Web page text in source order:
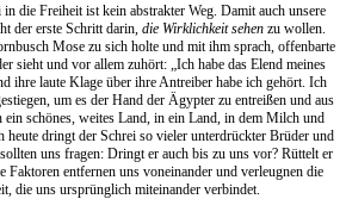
die Freiheit ist kein abstrakter Weg. Damit auch unsere
der erste Schritt darin, die Wirklichkeit sehen zu wollen.
Mose zu sich holte und mit ihm sprach, offenbarte
sieht und vor allem zuhört: „Ich habe das Elend meines
ihre laute Klage über ihre Antreiber habe ich gehört. Ich
um es der Hand der Ägypter zu entreißen und aus
schönes, weites Land, in ein Land, in dem Milch und
dringt der Schrei so vieler unterdrückter Brüder und
uns fragen: Dringt er auch bis zu uns vor? Rüttelt er
Faktoren entfernen uns voneinander und verleugnen die
die uns ursprünglich miteinander verbindet.